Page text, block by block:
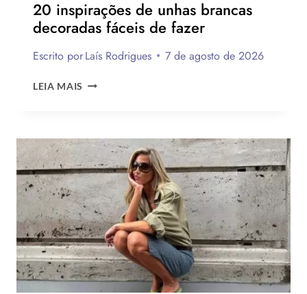
20 inspirações de unhas brancas
decoradas fáceis de fazer
Escrito porLaís Rodrigues 7 de agosto de 2026
LEIA MAIS
BRANCAS
DECORADAS
FÁCEIS
DE
FAZER